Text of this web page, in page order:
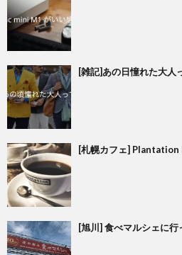
[雑記]あの日憧れた大人
[札幌カフェ] Plantation
[旭川] 食べマルシェに行